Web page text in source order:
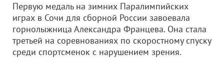
Первую медаль на зимних Паралимпийских
играх в Сочи для сборной России завоевала
горнолыжница Александра Францева. Она стала
третьей на соревнованиях по скоростному спуску
среди спортсменок с нарушением зрения.